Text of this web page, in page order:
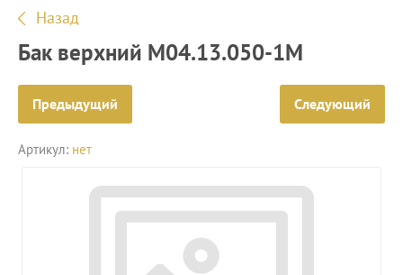
Назад
Бак верхний М04.13.050-1М
Предыдущий Следующий
Артикул: нет